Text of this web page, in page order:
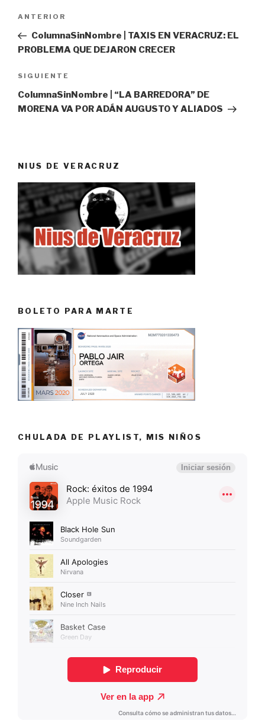
entradas
Entrada
anterior:
ANTERIOR
ColumnaSinNombre | TAXIS EN VERACRUZ: EL
PROBLEMA QUE DEJARON CRECER
Siguiente
entrada
SIGUIENTE
ColumnaSinNombre | “LA BARREDORA” DE
MORENA VA POR ADÁN AUGUSTO Y ALIADOS
NIUS DE VERACRUZ
BOLETO PARA MARTE
CHULADA DE PLAYLIST, MIS NIÑOS